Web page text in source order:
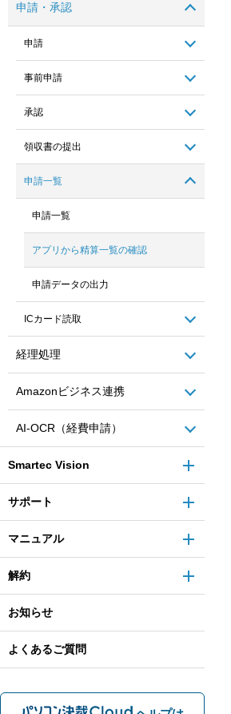
申請・承認
申請
事前申請
承認
領収書の提出
申請一覧
申請一覧
アプリから精算一覧の確認
申請データの出力
ICカード読取
経理処理
Amazonビジネス連携
AI-OCR（経費申請）
Smartec Vision
サポート
マニュアル
解約
お知らせ
よくあるご質問